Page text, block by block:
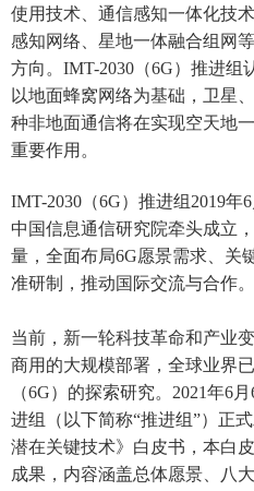
使用技术、通信感知一体化技
感知网络、星地一体融合组网
方向。IMT-2030（6G）推进组
以地面蜂窝网络为基础，卫星
种非地面通信将在实现空天地
重要作用。
IMT-2030（6G）推进组2019年
中国信息通信研究院牵头成立
量，全面布局6G愿景需求、关
准研制，推动国际交流与合作。
当前，新一轮科技革命和产业
商用的大规模部署，全球业界
（6G）的探索研究。2021年6
进组（以下简称“推进组”）正
潜在关键技术》白皮书，本白
成果，内容涵盖总体愿景、八